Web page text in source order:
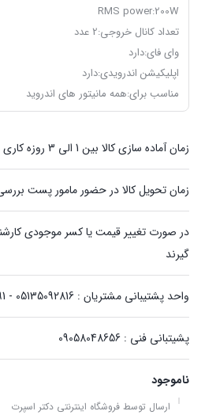
RMS power:200W
تعداد کانال خروجی:2 عدد
وای فای:دارد
اپلیکیشن اندرویدی:دارد
مناسب برای:همه مانیتور های اندروید
زمان آماده سازی کالا بین 1 الی 3 روزه کاری
زمان تحویل کالا در حضور مامور پست
در صورت تغییر قیمت یا کسر موجودی
گیرند
واحد پشتیبانی مشتریان : 05135092816 - 09157153791
پشیتبانی فنی : 09058048656
ناموجود
ارسال توسط فروشگاه اینترنتی دکتر اسپرت